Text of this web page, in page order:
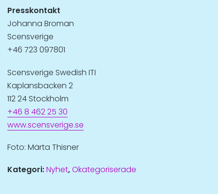
Presskontakt
Johanna Broman
Scensverige
+46 723 097801
Scensverige Swedish ITI
Kaplansbacken 2
112 24 Stockholm
+46 8 462 25 30
www.scensverige.se
Foto: Märta Thisner
Kategori:Nyhet,Okategoriserade